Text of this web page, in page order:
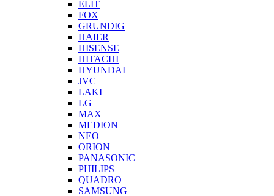
ELIT
FOX
GRUNDIG
HAIER
HISENSE
HITACHI
HYUNDAI
JVC
LAKI
LG
MAX
MEDION
NEO
ORION
PANASONIC
PHILIPS
QUADRO
SAMSUNG